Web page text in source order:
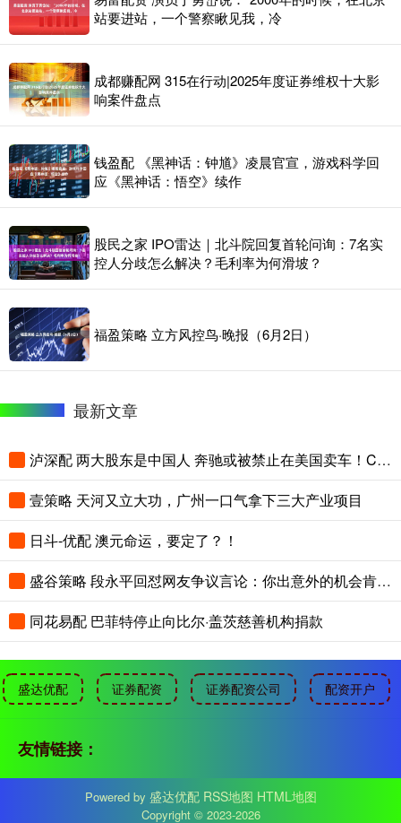
站要进站，一个警察瞅见我，冷
成都赚配网 315在行动|2025年度证券维权十大影
响案件盘点
钱盈配 《黑神话：钟馗》凌晨官宣，游戏科学回
应《黑神话：悟空》续作
股民之家 IPO雷达｜北斗院回复首轮问询：7名实
控人分歧怎么解决？毛利率为何滑坡？
福盈策略 立方风控鸟·晚报（6月2日）
最新文章
泸深配 两大股东是中国人 奔驰或被禁止在美国卖车！CEO急表态：不惜调整也要保住美国
壹策略 天河又立大功，广州一口气拿下三大产业项目
日斗-优配 澳元命运，要定了？！
盛谷策略 段永平回怼网友争议言论：你出意外的机会肯定更大
同花易配 巴菲特停止向比尔·盖茨慈善机构捐款
盛达优配 证券配资 证券配资公司 配资开户
友情链接：
Powered by 盛达优配 RSS地图 HTML地图
Copyright © 2023-2026